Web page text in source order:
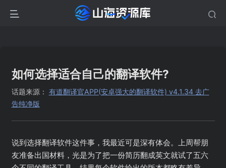
如何选择适合自己的翻译软件?
话题来源： 有道翻译官APP(安卓强大的翻译软件) v4.1.34 去广
告纯净版
说到选择翻译软件这件事，我最近可是深有体会。上周帮朋
友准备出国材料，光是为了把一份简历翻成英文就试了五六